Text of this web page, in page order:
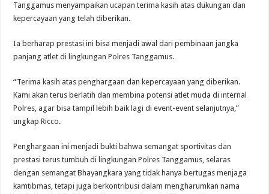
Tanggamus menyampaikan ucapan terima kasih atas dukungan dan
kepercayaan yang telah diberikan.
Ia berharap prestasi ini bisa menjadi awal dari pembinaan jangka
panjang atlet di lingkungan Polres Tanggamus.
“Terima kasih atas penghargaan dan kepercayaan yang diberikan.
Kami akan terus berlatih dan membina potensi atlet muda di internal
Polres, agar bisa tampil lebih baik lagi di event-event selanjutnya,”
ungkap Ricco.
Penghargaan ini menjadi bukti bahwa semangat sportivitas dan
prestasi terus tumbuh di lingkungan Polres Tanggamus, selaras
dengan semangat Bhayangkara yang tidak hanya bertugas menjaga
kamtibmas, tetapi juga berkontribusi dalam mengharumkan nama